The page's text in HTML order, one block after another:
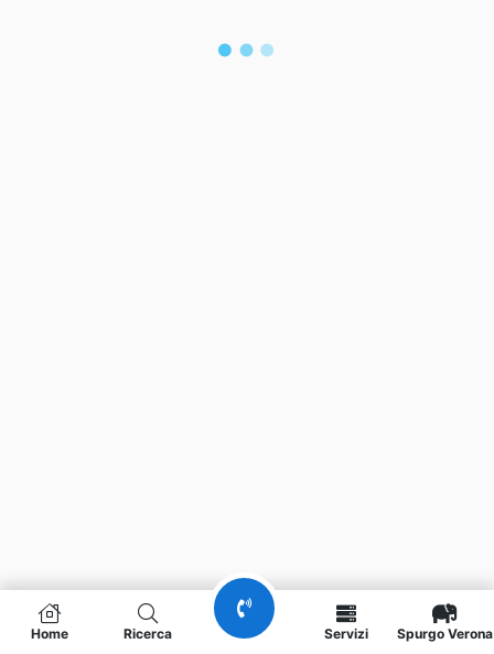
Home Ricerca Servizi Spurgo Verona